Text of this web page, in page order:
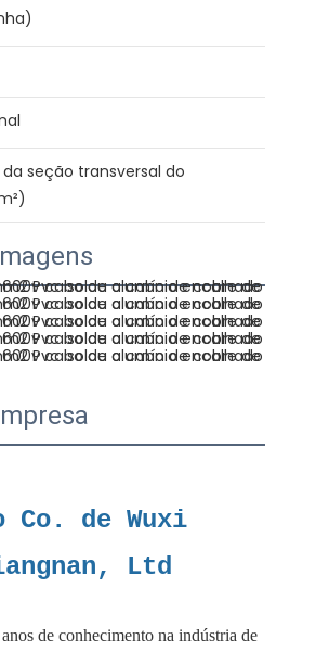
seção transversal do
Co. de Wuxi
de conhecimento na indústria de